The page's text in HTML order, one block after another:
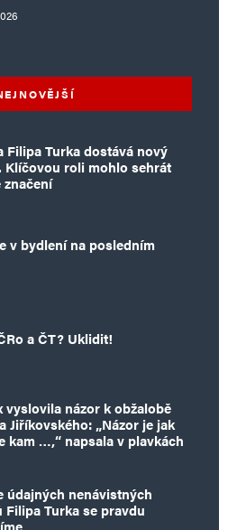
Filipa Turka dostává nový
Klíčovou roli mohlo sehrát
v bydlení na posledním
a ČT? Uklidit!
vyslovila názor k obžalobě
Jiříkovského: „Názor je jak
kam …,“ napsala v plavkách
údajných nenávistných
Filipa Turka se pravdu